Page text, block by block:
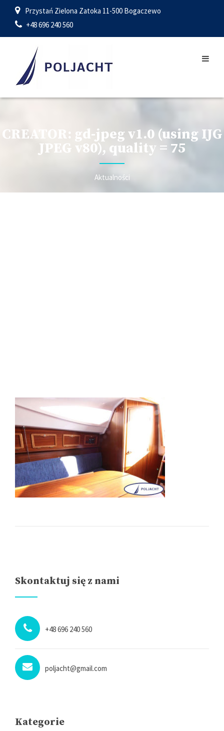
Przystań Zielona Zatoka 11-500 Bogaczewo
+48 696 240 560
CREATOR: gd-jpeg v1.0 (using IJG
JPEG v80), quality = 75
Aktualności
Skontaktuj się z nami
+48 696 240 560
poljacht@gmail.com
Kategorie